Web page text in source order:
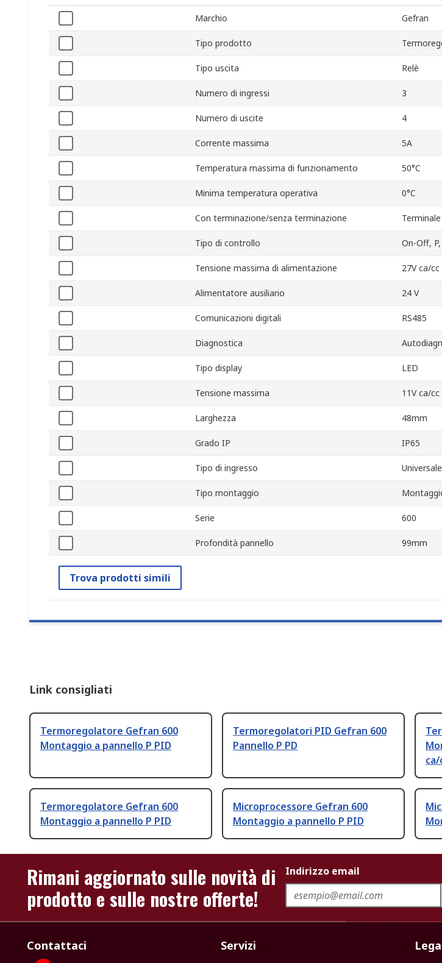
Marchio Gefran
Tipo prodotto
Tipo uscita Relè
Numero di ingressi 3
Numero di uscite 4
Corrente massima 5A
Temperatura massima di funzionamento 50°C
Minima temperatura operativa 0°C
Con terminazione/senza terminazione
Tipo di controllo On-Off,
Tensione massima di alimentazione 27V ca/cc
Alimentatore ausiliario 24 V
Comunicazioni digitali RS485
Diagnostica
Tipo display LED
Tensione massima 11V ca/cc
Larghezza 48mm
Grado IP IP65
Tipo di ingresso Universale
Tipo montaggio
Serie 600
Profondità pannello 99mm
Trova prodotti simili
Link consigliati
Termoregolatore Gefran 600
Montaggio a pannello P PID
Termoregolatori PID Gefran 600
Pannello P PD
ca/
Termoregolatore Gefran 600
Montaggio a pannello P PID
Microprocessore Gefran 600
Montaggio a pannello P PID
Rimani aggiornato sulle novità di
prodotto e sulle nostre offerte!
Indirizzo email
Contattaci Servizi